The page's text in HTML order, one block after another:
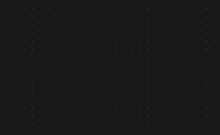
AI Security asilla - Công nghệ AI nhận diện hành vi
được Chính phủ Nhật Bản ghi nhận
Tìm hiểu